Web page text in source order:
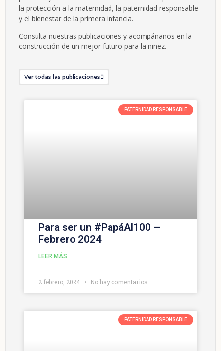
la protección a la maternidad, la paternidad responsable
y el bienestar de la primera infancia.
Consulta nuestras publicaciones y acompáñanos en la
construcción de un mejor futuro para la niñez.
Ver todas las publicaciones
PATERNIDAD RESPONSABLE
Para ser un #PapáAl100 –
Febrero 2024
LEER MÁS
2 febrero, 2024 No hay comentarios
PATERNIDAD RESPONSABLE